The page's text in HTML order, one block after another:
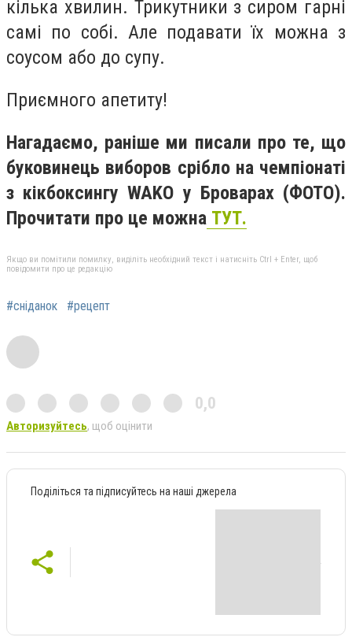
кілька хвилин. Трикутники з сиром гарні
самі по собі. Але подавати їх можна з
соусом або до супу.
Приємного апетиту!
Нагадаємо, раніше ми писали про те, що
буковинець виборов срібло на чемпіонаті
з кікбоксингу WAKO у Броварах (ФОТО).
Прочитати про це можна ТУТ.
Якщо ви помітили помилку, виділіть необхідний текст і натисніть Ctrl + Enter, щоб
повідомити про це редакцію
#сніданок #рецепт
0,0
Авторизуйтесь, щоб оцінити
Поділіться та підписуйтесь на наші джерела